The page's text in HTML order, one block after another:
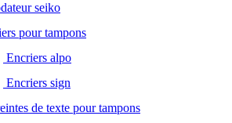
seiko
pour tampons
Encriers alpo
Encriers sign
de texte pour tampons